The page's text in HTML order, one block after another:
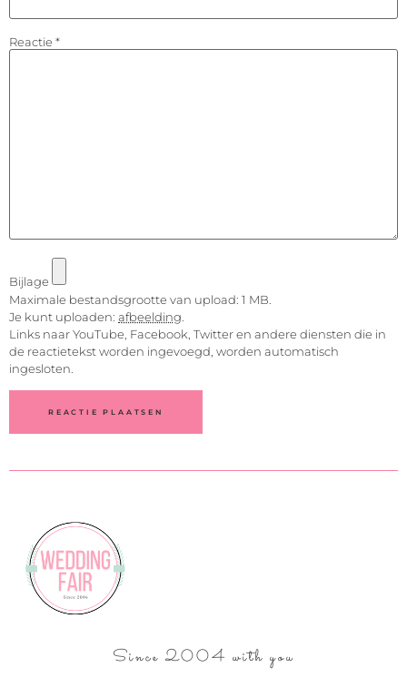
Reactie *
Bijlage
Maximale bestandsgrootte van upload: 1 MB.
Je kunt uploaden: afbeelding
Links naar YouTube, Facebook, Twitter en andere diensten die in
de reactietekst worden ingevoegd, worden automatisch
ingesloten.
Since 2004 with you